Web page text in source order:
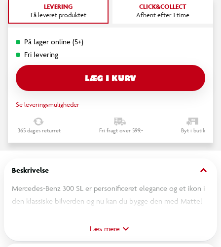
LEVERING
Få leveret produktet
CLICK&COLLECT
Afhent efter 1 time
På lager online (5+)
Fri levering
LÆG I KURV
Se leveringsmuligheder
365 dages returret Fri fragt over 599,- Byt i butik
Beskrivelse keyboard_arrow_down
Mercedes-Benz 300 SL er personificeret elegance og et ikon i
den klassiske bilverden og nu kan du bygge den med Mattel
størrelsesforholdet 1:12 indeholder metaldele. et reservehjul
og bagage. et ark med klistermærker til tilpasning. en metal-
Læs mere